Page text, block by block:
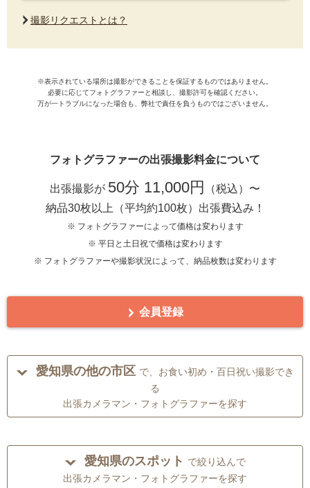
撮影リクエストとは？
※表示されている場所は撮影ができることを保証するものではありません。
必要に応じてフォトグラファーと相談し、撮影許可を確認ください。
万が一トラブルになった場合も、弊社で責任を負うものではございません。
フォトグラファーの出張撮影料金について
出張撮影が 50分 11,000円
（税込）〜
納品30枚以上（平均約100枚）出張費込み！
※ フォトグラファーによって価格は変わります
※ 平日と土日祝で価格は変わります
※ フォトグラファーや撮影状況によって、納品枚数は変わります
会員登録
愛知県の他の市区 で、お食い初め・百日祝い撮影でき
る
出張カメラマン・フォトグラファーを探す
愛知県のスポット で絞り込んで
出張カメラマン・フォトグラファーを探す